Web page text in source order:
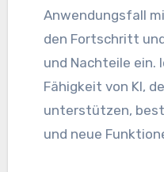
Anwendungsfall
den Fortschritt
und Nachteile ein.
Fähigkeit von KI,
unterstützen,
und neue